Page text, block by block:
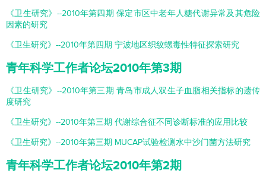
《卫生研究》--2010年第四期 保定市区中老年人糖代谢异常及其危险
因素的研究
《卫生研究》--2010年第四期 宁波地区织纹螺毒性特征探索研究
青年科学工作者论坛2010年第3期
《卫生研究》--2010年第三期 青岛市成人双生子血脂相关指标的遗传
度研究
《卫生研究》--2010年第三期 代谢综合征不同诊断标准的应用比较
《卫生研究》--2010年第三期 MUCAP试验检测水中沙门菌方法研究
青年科学工作者论坛2010年第2期